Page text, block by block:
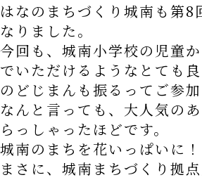
はなのまちづくり城南も第
なりました。
今回も、城南小学校の児童
でいただけるようなとても
のどじまんも振るってご参
なんと言っても、大人気の
らっしゃったほどです。
城南のまちを花いっぱいに
まさに、城南まちづくり拠